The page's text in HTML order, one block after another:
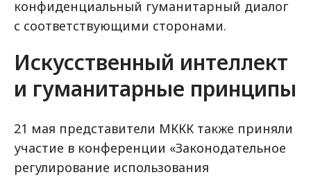
конфиденциальный гуманитарный диалог
с соответствующими сторонами.
Искусственный интеллект
и гуманитарные принципы
21 мая представители МККК также приняли
участие в конференции «Законодательное
регулирование использования